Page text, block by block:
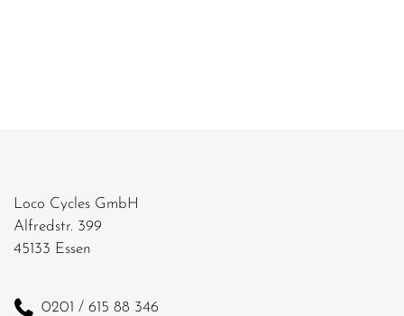
Loco Cycles GmbH
Alfredstr. 399
45133 Essen
0201 / 615 88 346